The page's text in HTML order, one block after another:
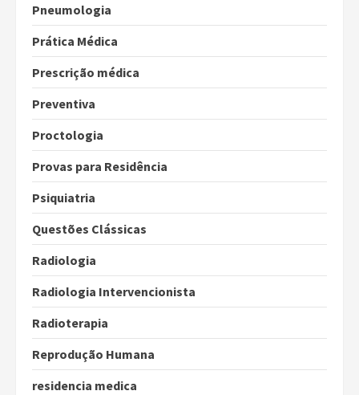
Pneumologia
Prática Médica
Prescrição médica
Preventiva
Proctologia
Provas para Residência
Psiquiatria
Questões Clássicas
Radiologia
Radiologia Intervencionista
Radioterapia
Reprodução Humana
residencia medica